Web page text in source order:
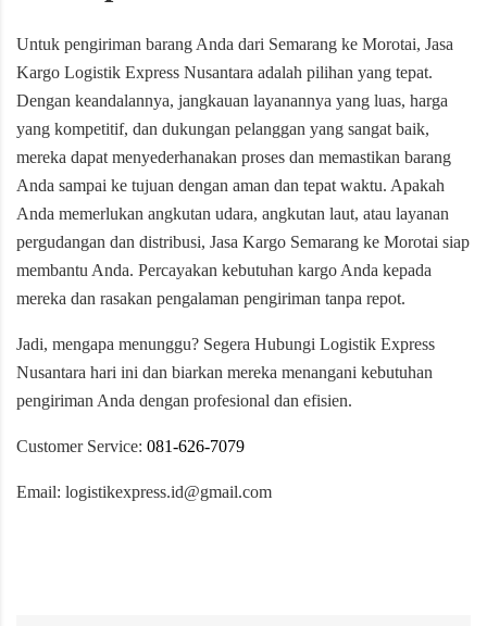
Untuk pengiriman barang Anda dari Semarang ke Morotai, Jasa
Kargo Logistik Express Nusantara adalah pilihan yang tepat.
Dengan keandalannya, jangkauan layanannya yang luas, harga
yang kompetitif, dan dukungan pelanggan yang sangat baik,
mereka dapat menyederhanakan proses dan memastikan barang
Anda sampai ke tujuan dengan aman dan tepat waktu. Apakah
Anda memerlukan angkutan udara, angkutan laut, atau layanan
pergudangan dan distribusi, Jasa Kargo Semarang ke Morotai siap
membantu Anda. Percayakan kebutuhan kargo Anda kepada
mereka dan rasakan pengalaman pengiriman tanpa repot.
Jadi, mengapa menunggu? Segera Hubungi Logistik Express
Nusantara hari ini dan biarkan mereka menangani kebutuhan
pengiriman Anda dengan profesional dan efisien.
Customer Service: 081-626-7079
Email: logistikexpress.id@gmail.com